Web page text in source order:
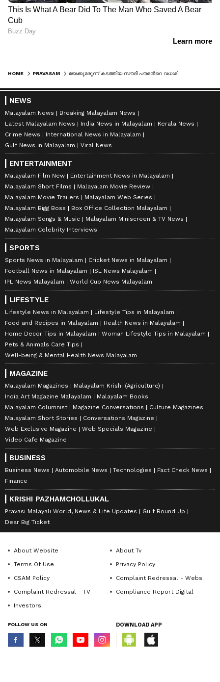
HOME PRAVASAM
NEWS
Malayalam News
Breaking Malayalam News
Latest Malayalam News
India News in Malayalam
Kerala News
Crime News
International News in Malayalam
Gulf News in Malayalam
Viral News
ENTERTAINMENT
Malayalam Film New
Entertainment News in Malayalam
Malayalam Short Films
Malayalam Movie Review
Malayalam Movie Trailers
Malayalam Web Series
Malayalam Bigg Boss
Box Office Collection Malayalam
Malayalam Songs & Music
Malayalam Miniscreen & TV News
Malayalam Celebrity Interviews
SPORTS
Sports News in Malayalam
Cricket News in Malayalam
Football News in Malayalam
ISL News Malayalam
IPL News Malayalam
World Cup News Malayalam
LIFESTYLE
Lifestyle News in Malayalam
Lifestyle Tips in Malayalam
Food and Recipes in Malayalam
Health News in Malayalam
Home Decor Tips in Malayalam
Woman Lifestyle Tips in Malayalam
Pets & Animals Care Tips
Well-being & Mental Health News Malayalam
MAGAZINE
Malayalam Magazines
Malayalam Krishi (Agriculture)
India Art Magazine Malayalam
Malayalam Books
Malayalam Columnist
Magazine Conversations
Culture Magazines
Malayalam Short Stories
Conversations Magazine
Web Exclusive Magazine
Web Specials Magazine
Video Cafe Magazine
BUSINESS
Business News Automobile News Technologies
Fact Check News
Finance
KRISHI PAZHAMCHOLLUKAL
Pravasi Malayali World, News & Life Updates
Gulf Round Up
Dear Big Ticket
About Website
About Tv
Terms Of Use
Privacy Policy
CSAM Policy
Complaint Redressal - Website
Complaint Redressal - TV
Compliance Report Digital
Investors
FOLLOW US ON DOWNLOAD APP